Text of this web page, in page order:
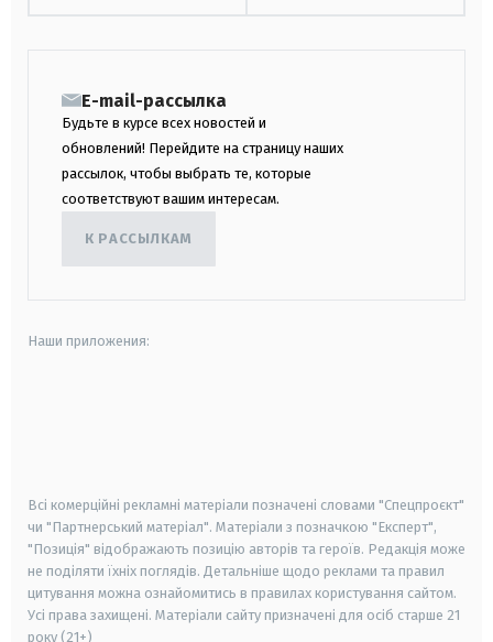
E-mail-рассылка
Будьте в курсе всех новостей и
обновлений! Перейдите на страницу наших
рассылок, чтобы выбрать те, которые
соответствуют вашим интересам.
К РАССЫЛКАМ
Наши приложения:
Всі комерційні рекламні матеріали позначені словами "Спецпроєкт"
чи "Партнерський матеріал". Матеріали з позначкою "Експерт",
"Позиція" відображають позицію авторів та героїв. Редакція може
не поділяти їхніх поглядів. Детальніше щодо реклами та правил
цитування можна ознайомитись в правилах користування сайтом.
Усі права захищені. Матеріали сайту призначені для осіб старше 21
року (21+)